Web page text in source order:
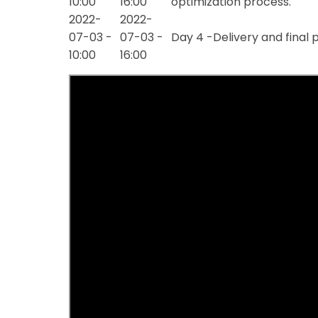
2022-
07-03 -
10:00
2022-
07-03 -
16:00
Day 4 -Delivery and final